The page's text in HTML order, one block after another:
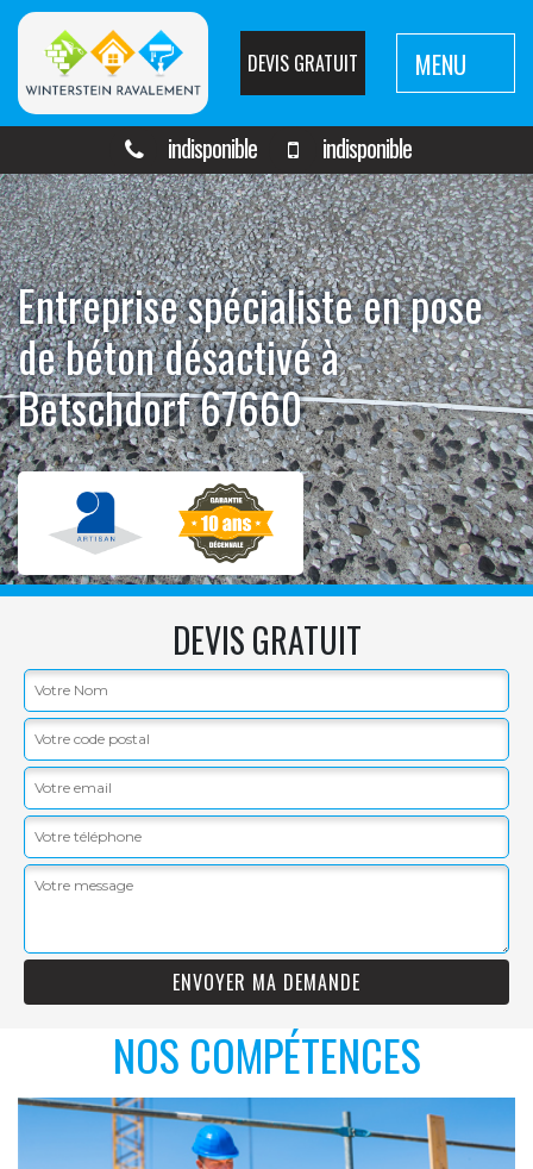
DEVIS GRATUIT MENU
indisponible indisponible
Entreprise spécialiste en pose
de béton désactivé à
Betschdorf 67660
DEVIS GRATUIT
NOS COMPÉTENCES